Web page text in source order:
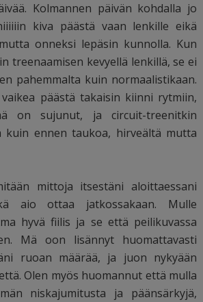
Kolmannen päivän kohdalla jo
kiva päästä vaan lenkille eikä
onneksi lepäsin kunnolla. Kun
treenaamisen kevyellä lenkillä, se ei
pahemmalta kuin normaalistikaan.
päästä takaisin kiinni rytmiin,
on sujunut, ja circuit-treenitkin
kuin ennen taukoa, hirveältä mutta
mittoja itsestäni aloittaessani
aio ottaa jatkossakaan. Mulle
hyvä fiilis ja se että peilikuvassa
Mä oon lisännyt huomattavasti
ruoan määrää, ja juon nykyään
Olen myös huomannut että mulla
niskajumitusta ja päänsärkyjä,